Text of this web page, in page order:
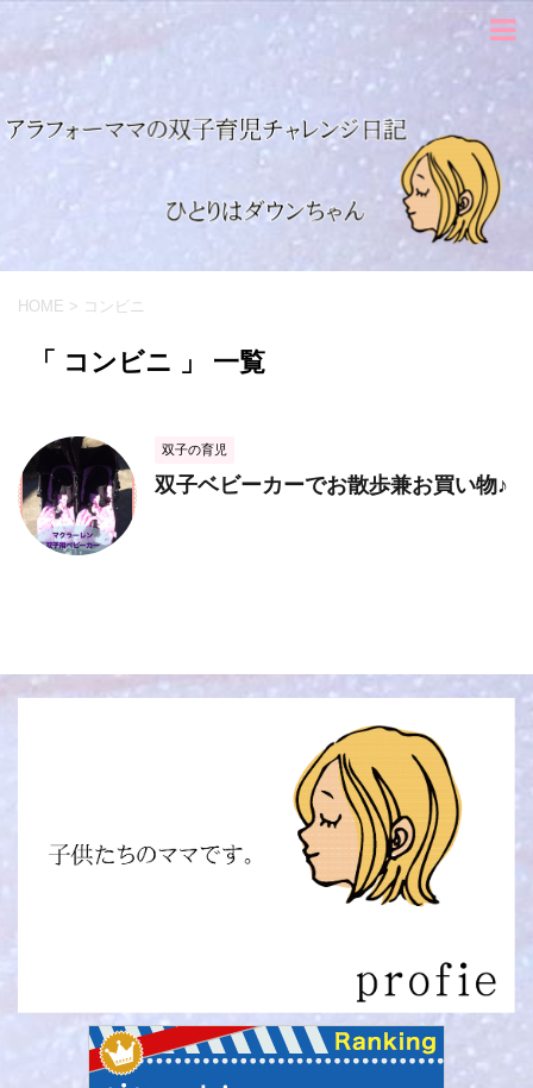
HOME > コンビニ
「 コンビニ 」 一覧
双子の育児
双子ベビーカーでお散歩兼お買い物♪